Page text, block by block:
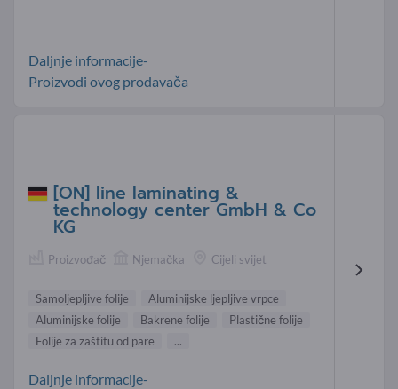
Daljnje informacije-
Proizvodi ovog prodavača
[ON] line laminating &
technology center GmbH & Co
KG
Proizvođač Njemačka Cijeli svijet
Samoljepljive folije
Aluminijske ljepljive vrpce
Aluminijske folije
Bakrene folije
Plastične folije
Folije za zaštitu od pare
...
Daljnje informacije-